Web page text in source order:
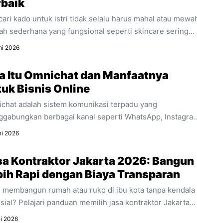
kado untuk istri tidak selalu harus mahal atau
sederhana yang fungsional seperti skincare sering
lebih berkesan. Temukan alasan mengapa produk
mendukung aktivitasnya.
2026
Itu Omnichat dan Manfaatnya
Bisnis Online
adalah sistem komunikasi terpadu yang
berbagai kanal seperti WhatsApp,
chat ke dalam satu dashboard. Temukan pengertian
dan manfaat utamanya untuk efisiensi bisnis
Anda.
2026
Kontraktor Jakarta 2026: Bangun
Rapi dengan Biaya Transparan
membangun rumah atau ruko di ibu kota tanpa kendala
Pelajari panduan memilih jasa kontraktor Jakarta
estimasi RAB transparan dan acuan regulasi 2026.
2026